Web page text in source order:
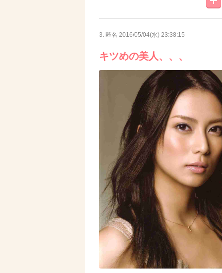
3. 匿名 2016/05/04(水) 23:38:15
キツめの美人、、、